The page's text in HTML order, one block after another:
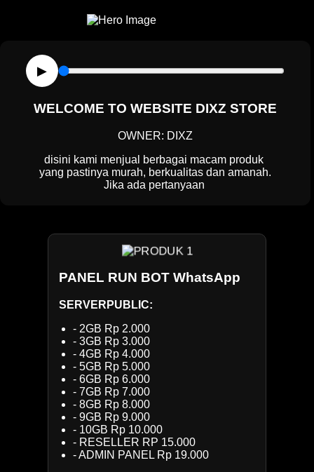
▶
WELCOME TO WEBSITE DIXZ STORE
OWNER: DIXZ
disini kami menjual berbagai macam produk
yang pastinya murah, berkualitas dan amanah.
Jika ada pertanyaan atau
PANEL RUN BOT WhatsApp
SERVERPUBLIC:
- 2GB Rp 2.000
- 3GB Rp 3.000
- 4GB Rp 4.000
- 5GB Rp 5.000
- 6GB Rp 6.000
- 7GB Rp 7.000
- 8GB Rp 8.000
- 9GB Rp 9.000
- 10GB Rp 10.000
- RESELLER RP 15.000
- ADMIN PANEL Rp 19.000